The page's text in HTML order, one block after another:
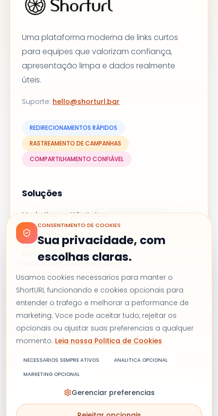
CONSENTIMENTO DE COOKIES
Sua privacidade, com
escolhas claras.
Usamos cookies necessarios para manter o
ShortURL funcionando e cookies opcionais para
entender o trafego e melhorar a performance de
marketing. Voce pode aceitar tudo, rejeitar os
opcionais ou ajustar suas preferencias a qualquer
momento. Leia nossa Politica de Cookies
NECESSARIOS SEMPRE ATIVOS
ANALITICA OPCIONAL
MARKETING OPCIONAL
Gerenciar preferencias
Uma plataforma moderna de links curtos
para equipes que valorizam confiança,
apresentação limpa e dados realmente
úteis.
Suporte: hello@shorturl.bar
REDIRECIONAMENTOS RÁPIDOS
RASTREAMENTO DE CAMPANHAS
COMPARTILHAMENTO CONFIÁVEL
Soluções
Marketing no WhatsApp
Campanhas de e-mail
Links com marca
QR Codes
Encurtador UTM
Rastreador de campanhas
Rastreamento de cliques
Recursos
Preços
Rastreador de campanhas
Termos e condiçõesPolítica de privacidade